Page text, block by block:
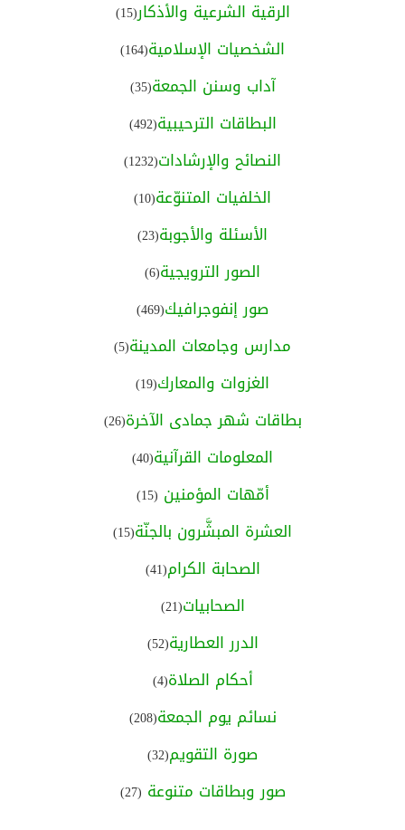
الرقية الشرعية والأذكار(15)
الشخصيات الإسلامية(164)
آداب وسنن الجمعة(35)
البطاقات الترحيبية(492)
النصائح والإرشادات(1232)
الخلفيات المتنوّعة(10)
الأسئلة والأجوبة(23)
الصور الترويجية(6)
صور إنفوجرافيك(469)
مدارس وجامعات المدينة(5)
الغزوات والمعارك(19)
بطاقات شهر جمادى الآخرة(26)
المعلومات القرآنية(40)
أمّهات المؤمنين (15)
العشرة المبشَّرون بالجنّة(15)
الصحابة الكرام(41)
الصحابيات(21)
الدرر العطارية(52)
أحكام الصلاة(4)
نسائم يوم الجمعة(208)
صورة التقويم(32)
صور وبطاقات متنوعة (27)